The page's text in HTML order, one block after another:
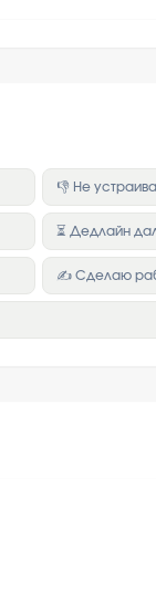
👎 Не
⏳ Дедлайн
✍️ Сделаю